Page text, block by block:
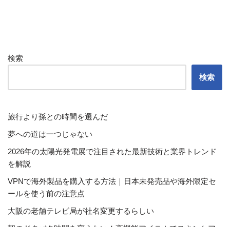
検索
検索
旅行より孫との時間を選んだ
夢への道は一つじゃない
2026年の太陽光発電展で注目された最新技術と業界トレンド
を解説
VPNで海外製品を購入する方法｜日本未発売品や海外限定セ
ールを使う前の注意点
大阪の老舗テレビ局が社名変更するらしい